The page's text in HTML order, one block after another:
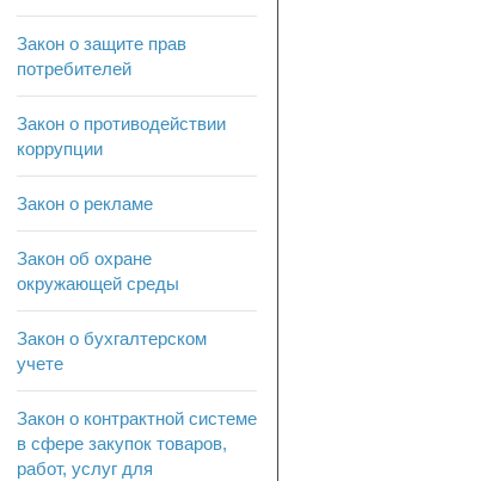
Закон о защите прав
потребителей
Закон о противодействии
коррупции
Закон о рекламе
Закон об охране
окружающей среды
Закон о бухгалтерском
учете
Закон о контрактной системе
в сфере закупок товаров,
работ, услуг для